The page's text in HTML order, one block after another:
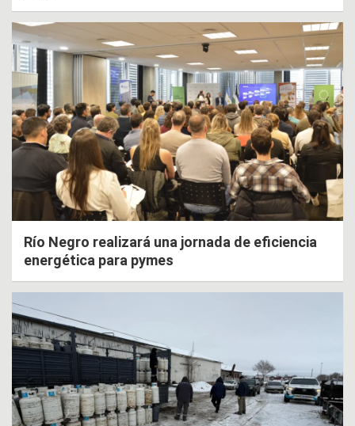
Río Negro realizará una jornada de eficiencia
energética para pymes